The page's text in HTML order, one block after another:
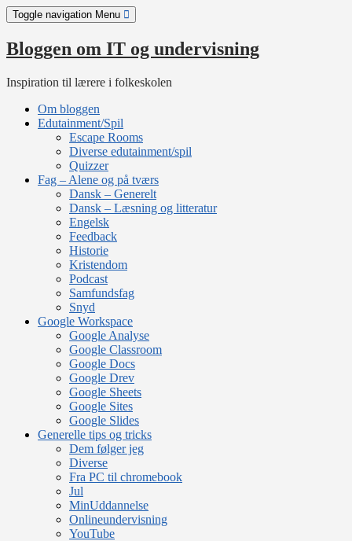
Skip
to
content
Toggle navigation Menu
Bloggen om IT og undervisning
Inspiration til lærere i folkeskolen
Om bloggen
Edutainment/Spil
Escape Rooms
Diverse edutainment/spil
Quizzer
Fag – Alene og på tværs
Dansk – Generelt
Dansk – Læsning og litteratur
Engelsk
Feedback
Historie
Kristendom
Podcast
Samfundsfag
Snyd
Google Workspace
Google Analyse
Google Classroom
Google Docs
Google Drev
Google Sheets
Google Sites
Google Slides
Generelle tips og tricks
Dem følger jeg
Diverse
Fra PC til chromebook
Jul
MinUddannelse
Onlineundervisning
YouTube